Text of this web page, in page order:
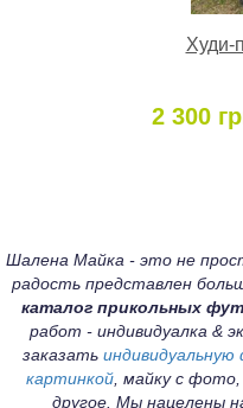
Худи-
2 300
Шалена Майка - это не
радость представлен
каталог прикольных
работ - индивидуалка &
заказать индивидуальную
картинкой, майку с фото,
другое. Мы нацелены